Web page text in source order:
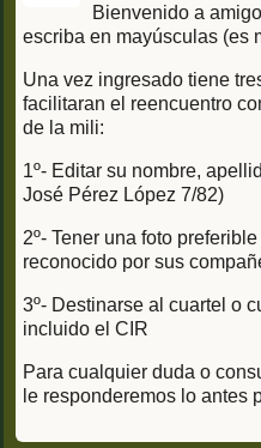
Bienvenido a
escriba en mayúsculas (es
Una vez ingresado tiene
facilitaran el reencuentro
de la mili:
1º- Editar su nombre,
José Pérez López 7/82)
2º- Tener una foto
reconocido por sus
3º- Destinarse al cuartel o
incluido el CIR
Para cualquier duda o
le responderemos lo antes